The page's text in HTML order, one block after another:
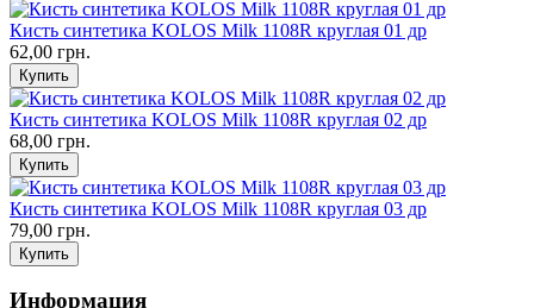
Кисть синтетика KOLOS Milk 1108R круглая 01 др
62,00 грн.
Кисть синтетика KOLOS Milk 1108R круглая 02 др
68,00 грн.
Кисть синтетика KOLOS Milk 1108R круглая 03 др
79,00 грн.
Информация